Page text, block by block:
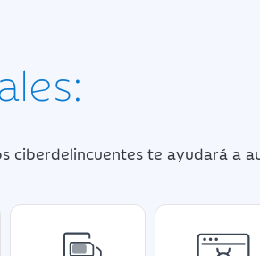
ciberdelincuentes te ayudará a